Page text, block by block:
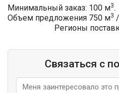
Минимальный заказ: 100 м3.
Объем предложения 750 м3
Регионы
Связаться с